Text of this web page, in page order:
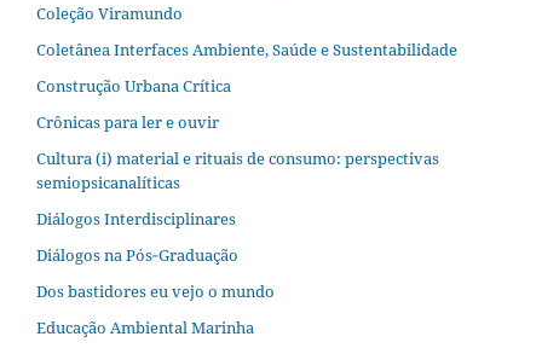
Coleção Viramundo
Coletânea Interfaces Ambiente, Saúde e Sustentabilidade
Construção Urbana Crítica
Crônicas para ler e ouvir
Cultura (i) material e rituais de consumo: perspectivas
semiopsicanalíticas
Diálogos Interdisciplinares
Diálogos na Pós‐Graduação
Dos bastidores eu vejo o mundo
Educação Ambiental Marinha